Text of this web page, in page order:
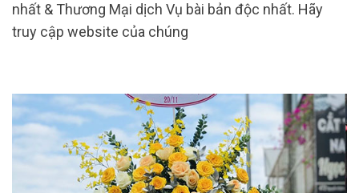
nhất & Thương Mại dịch Vụ bài bản độc nhất. Hãy
truy cập website của chúng